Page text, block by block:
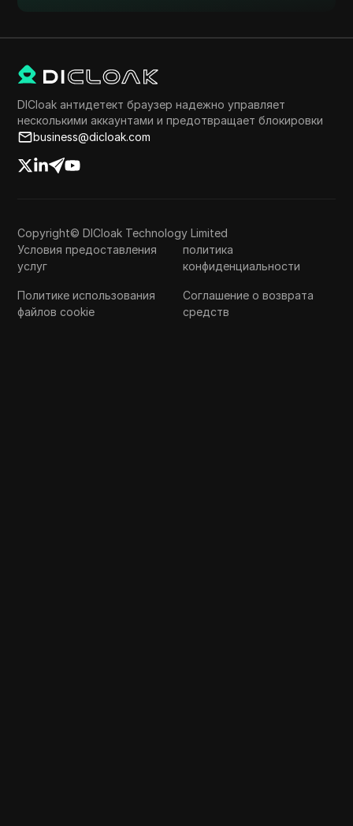
DICloak антидетект браузер надежно управляет
несколькими аккаунтами и предотвращает блокировки
business@dicloak.com
Copyright© DICloak Technology Limited
Условия предоставления
услуг
политика
конфиденциальности
Политике использования
файлов cookie
Соглашение о возврата
средств